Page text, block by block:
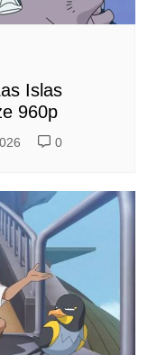
Islas
960p
0